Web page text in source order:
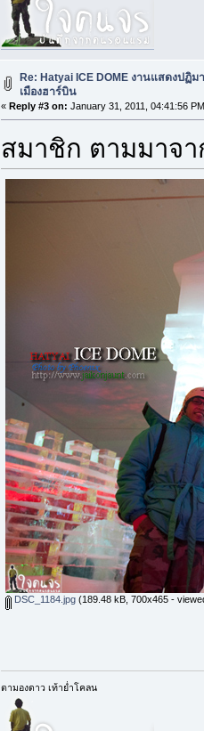
Re: Hatyai ICE DOME งานแสดงปฏิ
เมืองฮาร์บิน
« Reply #3 on: January 31, 2011, 04:41:56
สมาชิก ตามมาจ
DSC_1184.jpg(189.48 kB, 700x465 -
ตามองดาว เท้าย่ำโคลน